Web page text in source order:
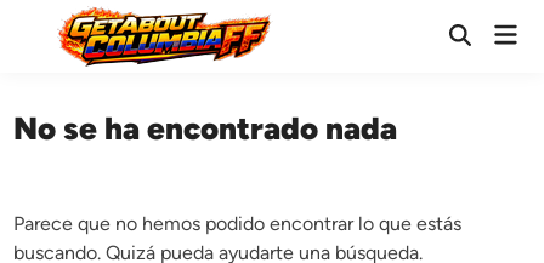
contenido
Abrir
No se ha encontrado nada
Parece que no hemos podido encontrar lo que estás
buscando. Quizá pueda ayudarte una búsqueda.